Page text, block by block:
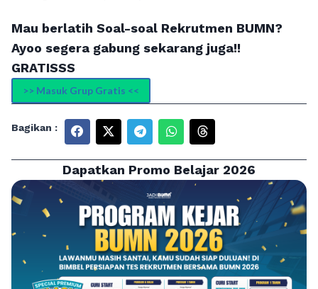
Mau berlatih Soal-soal Rekrutmen BUMN?
Ayoo segera gabung sekarang juga!!
GRATISSS
>> Masuk Grup Gratis <<
Bagikan :
Dapatkan Promo Belajar 2026